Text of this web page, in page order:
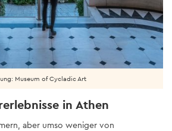
in Athen
aber umso weniger von
Museum of Cycladic Art